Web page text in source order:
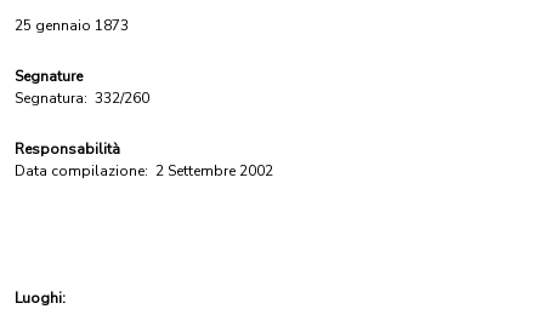
25 gennaio 1873
Segnature
Segnatura: 332/260
Responsabilità
Data compilazione: 2 Settembre 2002
Luoghi: